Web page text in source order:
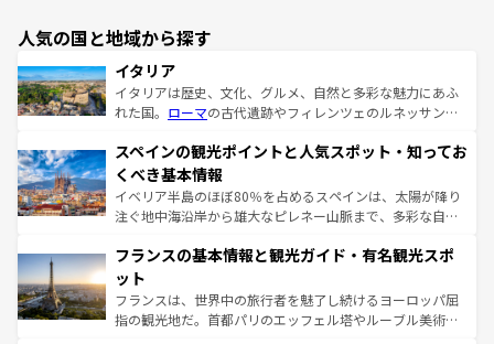
人気の国と地域から探す
イタリア
イタリアは歴史、文化、グルメ、自然と多彩な魅力にあふ
れた国。 ローマの古代遺跡やフィレンツェのルネッサンス
ろん、トスカーナの美しい田園風景やアマルフィ海岸の絶
景など、自然景観も見逃せない。観光の合間には、本場の
ピザやパスタなど、絶品のイタリア料理を堪能することも
できる。朝目覚めてから夜眠るまで、すべての瞬間を楽し
なお、新着のイタリア情報はコンテンツ一覧を参照してほ
しい。
スペインの観光ポイントと人気スポット・知ってお
くべき基本情報
イベリア半島のほぼ80％を占めるスペインは、太陽が降り
注ぐ地中海沿岸から雄大なピレネー山脈まで、多彩な自然
文化が根付くこの国では、情熱的なフラメンコ、熱気あふ
れる闘牛、そして美味しいタパスが生活の一部となってい
る。首都マドリードの洗練された雰囲気や、バルセロナの
アートに溢れた街角から、地方では古代ローマ遺跡や中世
フランスの基本情報と観光ガイド・有名観光スポ
ット
フランスは、世界中の旅行者を魅了し続けるヨーロッパ屈
指の観光地だ。首都パリのエッフェル塔やルーブル美術館